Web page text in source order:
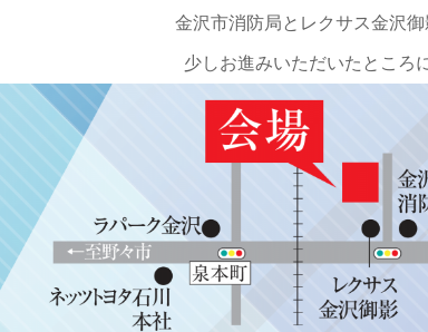
金沢市消防局とレクサス金沢
少しお進みいただいたところ